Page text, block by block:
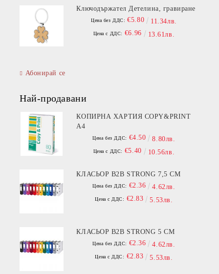
Ключодържател Детелина, гравиране
Цена без ДДС: €5.80 11.34лв.
Цена с ДДС: €6.96 13.61лв.
Абонирай се
Най-продавани
КОПИРНА ХАРТИЯ COPY&PRINT
A4
Цена без ДДС: €4.50 8.80лв.
Цена с ДДС: €5.40 10.56лв.
КЛАСЬОР B2B STRONG 7,5 СМ
Цена без ДДС: €2.36 4.62лв.
Цена с ДДС: €2.83 5.53лв.
КЛАСЬОР B2B STRONG 5 СМ
Цена без ДДС: €2.36 4.62лв.
Цена с ДДС: €2.83 5.53лв.